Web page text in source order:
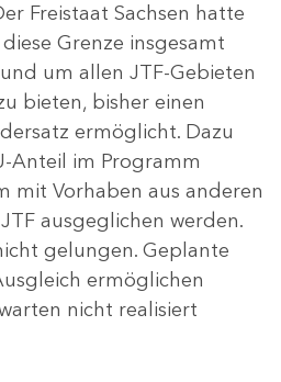
Freistaat Sachsen hatte
Grenze insgesamt
um allen JTF-Gebieten
bieten, bisher einen
ermöglicht. Dazu
Anteil im Programm
mit Vorhaben aus anderen
ausgeglichen werden.
gelungen. Geplante
ermöglichen
nicht realisiert